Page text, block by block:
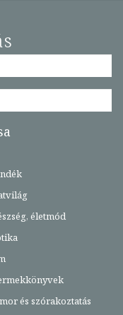
életmód
és szórakoztatás